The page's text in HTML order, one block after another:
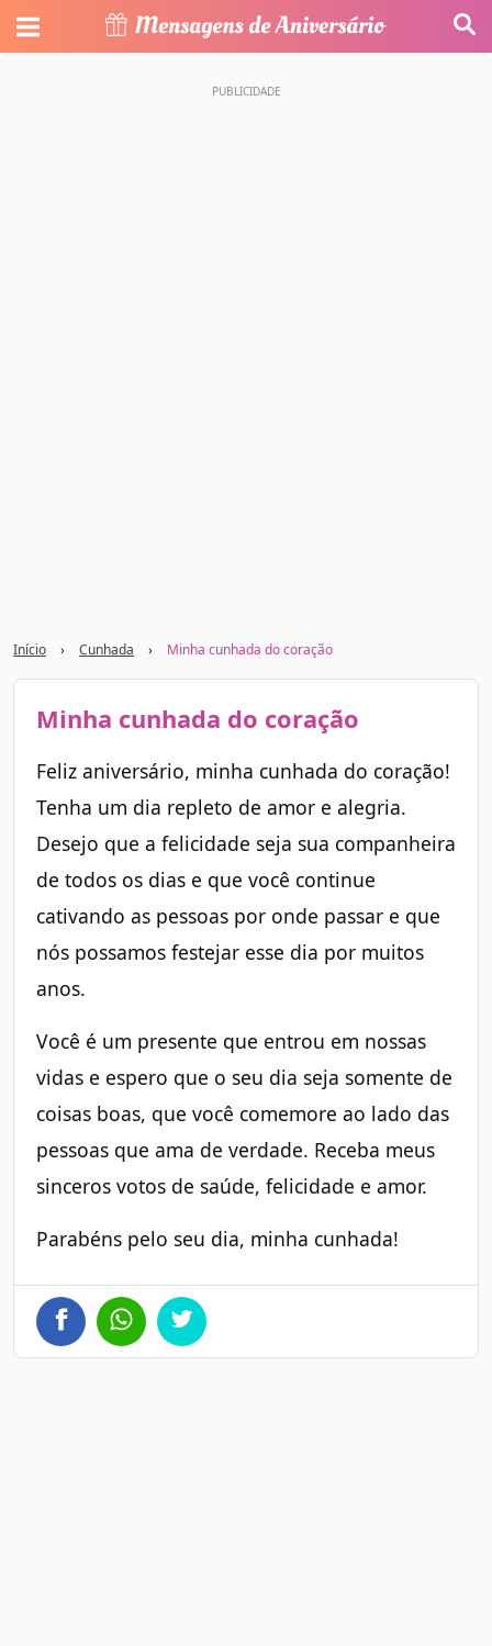
Início › Cunhada › Minha cunhada do coração
Minha cunhada do coração
Feliz aniversário, minha cunhada do coração!
Tenha um dia repleto de amor e alegria.
Desejo que a felicidade seja sua companheira
de todos os dias e que você continue
cativando as pessoas por onde passar e que
nós possamos festejar esse dia por muitos
anos.
Você é um presente que entrou em nossas
vidas e espero que o seu dia seja somente de
coisas boas, que você comemore ao lado das
pessoas que ama de verdade. Receba meus
sinceros votos de saúde, felicidade e amor.
Parabéns pelo seu dia, minha cunhada!